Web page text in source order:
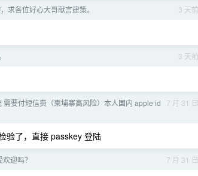
3 天前
求各位好心大哥献言建策。
3 天前
7 月 31 日
需要付短信费（柬埔寨高风险）本人国内 apple id
验了，直接 passkey 登陆
7 月 31 日
迎吗？